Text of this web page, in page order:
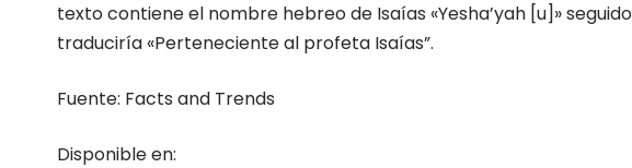
texto contiene el nombre hebreo de Isaías «Yesha’yah [u]»
traduciría «Perteneciente al profeta Isaías”.
Fuente: Facts and Trends
Disponible en: